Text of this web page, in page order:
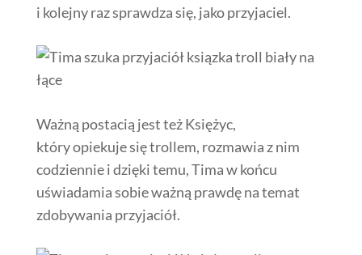
i kolejny raz sprawdza się, jako przyjaciel.
Ważną postacią jest też Księżyc,
który opiekuje się trollem, rozmawia z nim
codziennie i dzięki temu, Tima w końcu
uświadamia sobie ważną prawdę na temat
zdobywania przyjaciół.